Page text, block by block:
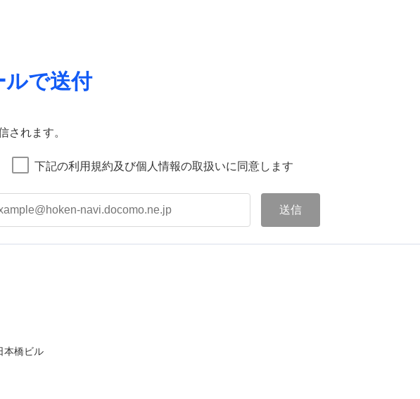
ルで送付
されます。
下記の利用規約及び個人情報の取扱いに同意します
本橋ビル